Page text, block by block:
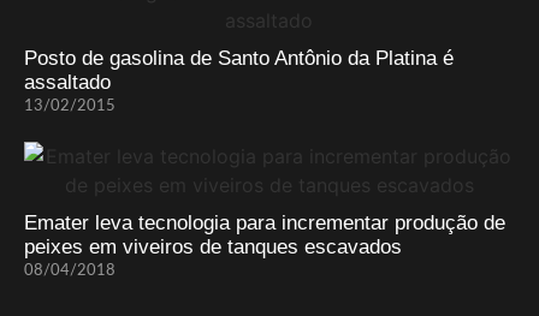
Posto de gasolina de Santo Antônio da Platina é
assaltado
13/02/2015
Emater leva tecnologia para incrementar produção de
peixes em viveiros de tanques escavados
08/04/2018